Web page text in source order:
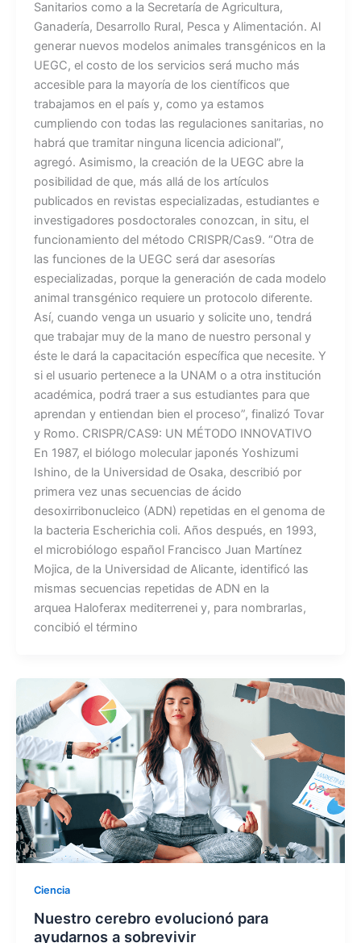
Sanitarios como a la Secretaría de Agricultura,
Ganadería, Desarrollo Rural, Pesca y Alimentación. Al
generar nuevos modelos animales transgénicos en la
UEGC, el costo de los servicios será mucho más
accesible para la mayoría de los científicos que
trabajamos en el país y, como ya estamos
cumpliendo con todas las regulaciones sanitarias, no
habrá que tramitar ninguna licencia adicional”,
agregó. Asimismo, la creación de la UEGC abre la
posibilidad de que, más allá de los artículos
publicados en revistas especializadas, estudiantes e
investigadores posdoctorales conozcan, in situ, el
funcionamiento del método CRISPR/Cas9. “Otra de
las funciones de la UEGC será dar asesorías
especializadas, porque la generación de cada modelo
animal transgénico requiere un protocolo diferente.
Así, cuando venga un usuario y solicite uno, tendrá
que trabajar muy de la mano de nuestro personal y
éste le dará la capacitación específica que necesite. Y
si el usuario pertenece a la UNAM o a otra institución
académica, podrá traer a sus estudiantes para que
aprendan y entiendan bien el proceso”, finalizó Tovar
y Romo. CRISPR/CAS9: UN MÉTODO INNOVATIVO
En 1987, el biólogo molecular japonés Yoshizumi
Ishino, de la Universidad de Osaka, describió por
primera vez unas secuencias de ácido
desoxirribonucleico (ADN) repetidas en el genoma de
la bacteria Escherichia coli. Años después, en 1993,
el microbiólogo español Francisco Juan Martínez
Mojica, de la Universidad de Alicante, identificó las
mismas secuencias repetidas de ADN en la
arquea Haloferax mediterrenei y, para nombrarlas,
concibió el término
Ciencia
Nuestro cerebro evolucionó para
ayudarnos a sobrevivir